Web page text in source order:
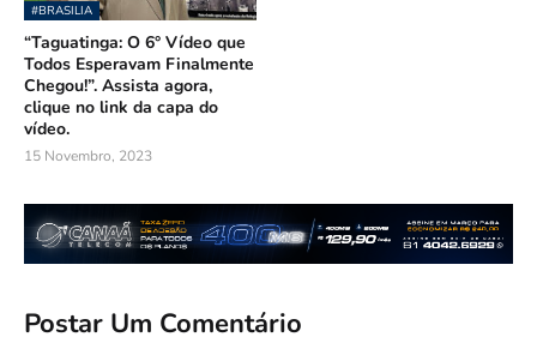
#BRASILIA
“Taguatinga: O 6° Vídeo que
Todos Esperavam Finalmente
Chegou!”. Assista agora,
clique no link da capa do
vídeo.
15 Novembro, 2023
Postar Um Comentário